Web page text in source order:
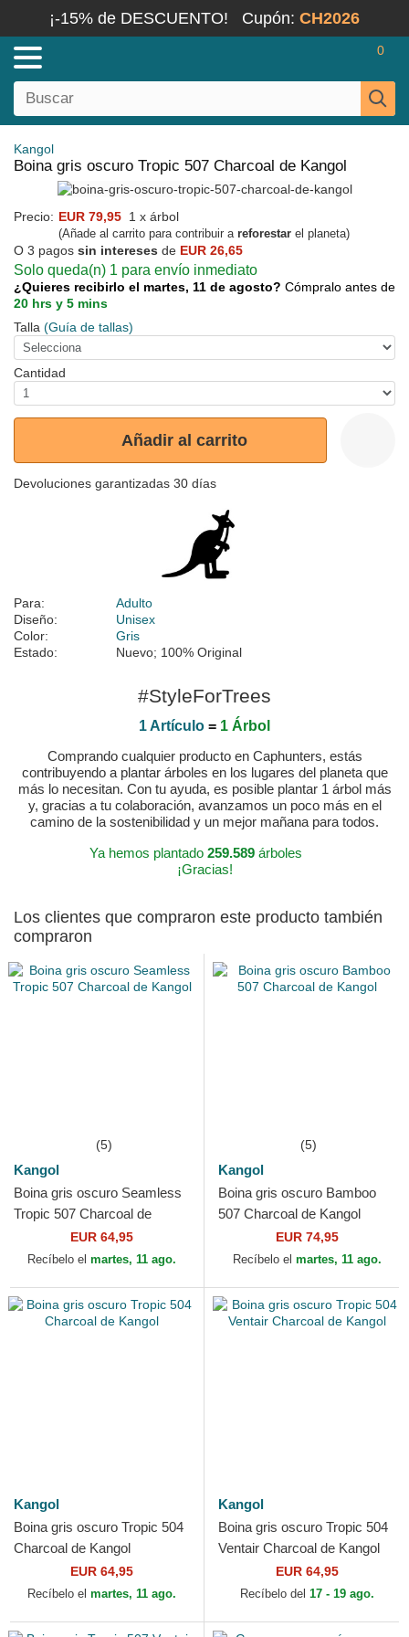
¡-15% de DESCUENTO! Cupón: CH2026
0
Kangol
Boina gris oscuro Tropic 507 Charcoal de Kangol
Precio: EUR 79,95 1 x árbol
(Añade al carrito para contribuir a reforestar el planeta)
O 3 pagos sin intereses de EUR 26,65
Solo queda(n) 1 para envío inmediato
¿Quieres recibirlo el martes, 11 de agosto? Cómpralo antes de
20 hrs y 5 mins
Talla (Guía de tallas)
Cantidad
Añadir al carrito
Devoluciones garantizadas 30 días
Para:
Adulto
Diseño:
Unisex
Color:
Gris
Estado:
Nuevo; 100% Original
#StyleForTrees
1 Artículo = 1 Árbol
Comprando cualquier producto en Caphunters, estás
contribuyendo a plantar árboles en los lugares del planeta que
más lo necesitan. Con tu ayuda, es posible plantar 1 árbol más
y, gracias a tu colaboración, avanzamos un poco más en el
camino de la sostenibilidad y un mejor mañana para todos.
Ya hemos plantado 259.589 árboles
¡Gracias!
Los clientes que compraron este producto también
compraron
(5)
Kangol
Boina gris oscuro Seamless
Tropic 507 Charcoal de
EUR 64,95
Recíbelo el martes, 11 ago.
(5)
Kangol
Boina gris oscuro Bamboo
507 Charcoal de Kangol
EUR 74,95
Recíbelo el martes, 11 ago.
Kangol
Boina gris oscuro Tropic 504
Charcoal de Kangol
EUR 64,95
Recíbelo el martes, 11 ago.
Kangol
Boina gris oscuro Tropic 504
Ventair Charcoal de Kangol
EUR 64,95
Recíbelo del 17 - 19 ago.